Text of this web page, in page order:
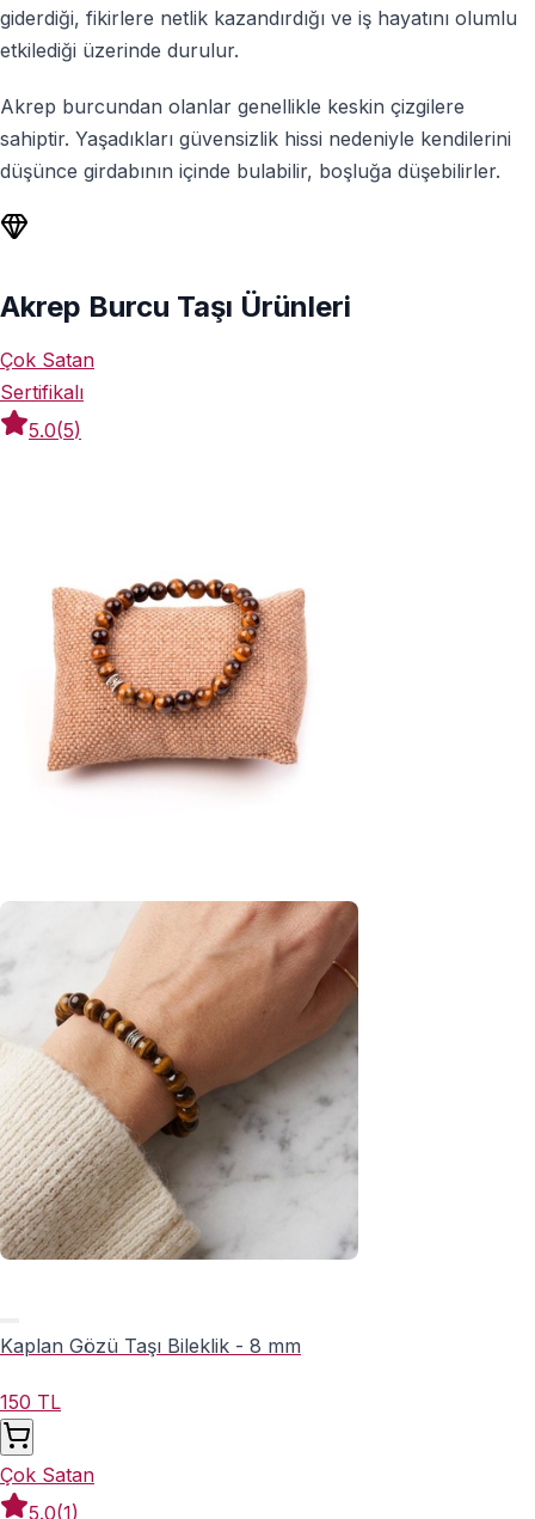
giderdiği, fikirlere netlik kazandırdığı ve iş hayatını olumlu
etkilediği üzerinde durulur.
Akrep burcundan olanlar genellikle keskin çizgilere
sahiptir. Yaşadıkları güvensizlik hissi nedeniyle kendilerini
düşünce girdabının içinde bulabilir, boşluğa düşebilirler.
Akrep Burcu Taşı Ürünleri
Çok Satan
Sertifikalı
5.0(5)
Kaplan Gözü Taşı Bileklik - 8 mm
150 TL
Çok Satan
5.0(1)